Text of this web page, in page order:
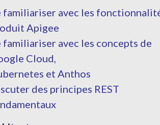
familiariser avec les
Apigee
familiariser avec les concepts de
Cloud,
et Anthos
des principes REST